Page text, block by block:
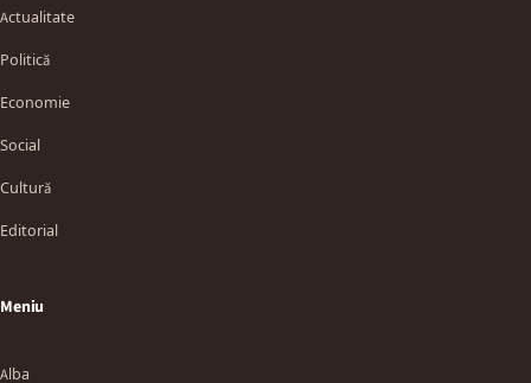
Actualitate
Politică
Economie
Social
Cultură
Editorial
Meniu
Alba